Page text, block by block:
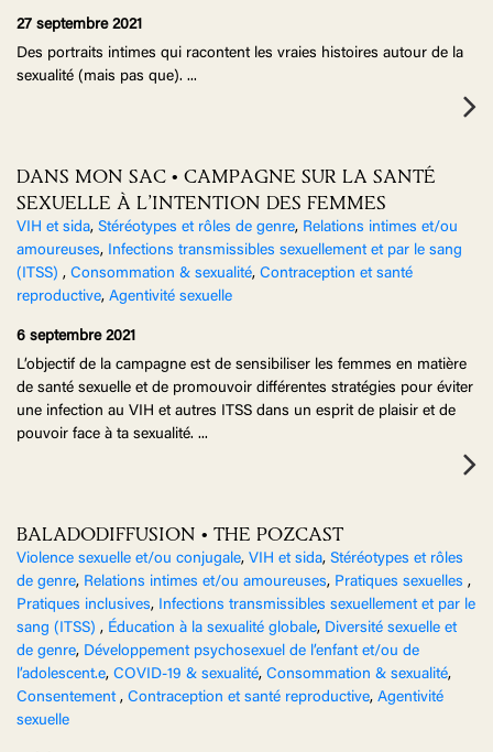
27 septembre 2021
Des portraits intimes qui racontent les vraies histoires autour de la
sexualité (mais pas que). ...
DANS MON SAC • CAMPAGNE SUR LA SANTÉ
SEXUELLE À L’INTENTION DES FEMMES
VIH et sida, Stéréotypes et rôles de genre, Relations intimes et/ou
amoureuses, Infections transmissibles sexuellement et par le sang
(ITSS) , Consommation & sexualité, Contraception et santé
reproductive, Agentivité sexuelle
6 septembre 2021
L’objectif de la campagne est de sensibiliser les femmes en matière
de santé sexuelle et de promouvoir différentes stratégies pour éviter
une infection au VIH et autres ITSS dans un esprit de plaisir et de
pouvoir face à ta sexualité. ...
BALADODIFFUSION • THE POZCAST
Violence sexuelle et/ou conjugale, VIH et sida, Stéréotypes et rôles
de genre, Relations intimes et/ou amoureuses, Pratiques sexuelles ,
Pratiques inclusives, Infections transmissibles sexuellement et par le
sang (ITSS) , Éducation à la sexualité globale, Diversité sexuelle et
de genre, Développement psychosexuel de l’enfant et/ou de
l’adolescent.e, COVID-19 & sexualité, Consommation & sexualité,
Consentement , Contraception et santé reproductive, Agentivité
sexuelle